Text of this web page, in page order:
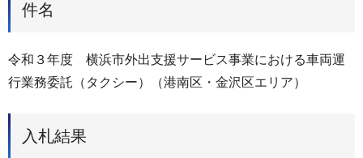
件名
令和３年度 横浜市外出支援サービス事業における車両運
行業務委託（タクシー）（港南区・金沢区エリア）
入札結果